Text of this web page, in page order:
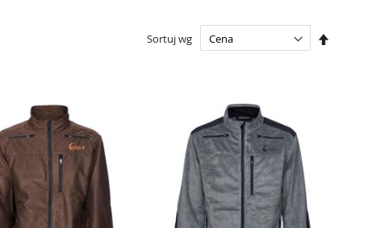
Sortuj wg